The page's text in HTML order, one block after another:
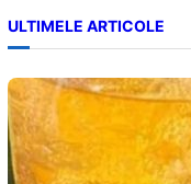
ULTIMELE ARTICOLE